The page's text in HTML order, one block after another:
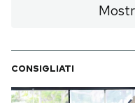
CONSIGLIATI